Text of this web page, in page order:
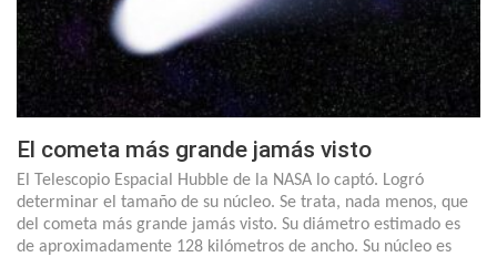
El cometa más grande jamás visto
El Telescopio Espacial Hubble de la NASA lo captó. Logró
determinar el tamaño de su núcleo. Se trata, nada menos, que
del cometa más grande jamás visto. Su diámetro estimado es
de aproximadamente 128 kilómetros de ancho. Su núcleo es